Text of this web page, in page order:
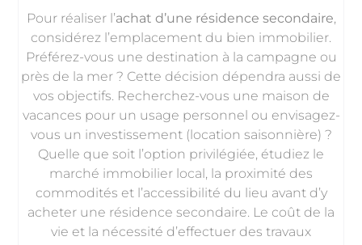
Pour réaliser l’achat d’une résidence secondaire
considérez l’emplacement du bien immobilier.
Préférez-vous une destination à la campagne ou
près de la mer ? Cette décision dépendra aussi de
vos objectifs. Recherchez-vous une maison de
vacances pour un usage personnel ou envisagez-
vous un investissement (location saisonnière) ?
Quelle que soit l’option privilégiée, étudiez le
marché immobilier local, la proximité des
commodités et l’accessibilité du lieu avant d’y
acheter une résidence secondaire. Le coût de la
vie et la nécessité d’effectuer des travaux